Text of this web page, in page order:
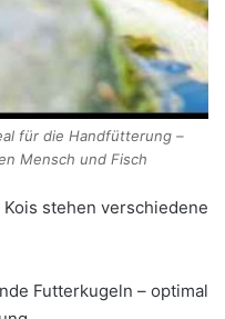
für die Handfütterung –
Mensch und Fisch
stehen verschiedene
Futterkugeln – optimal